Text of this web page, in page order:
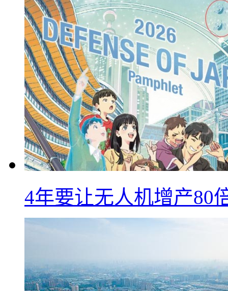
4年要让无人机增产80